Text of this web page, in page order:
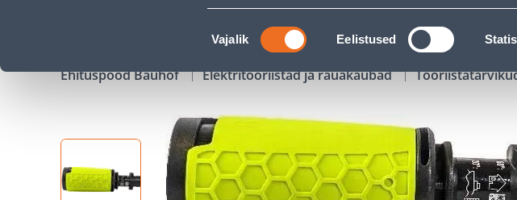
Nõusoleku
valik
Vajalik Eelistused
KAMPAANIAD KATALOOGID
Ehituspood Bauhof Elektritööriistad ja rauakaubad